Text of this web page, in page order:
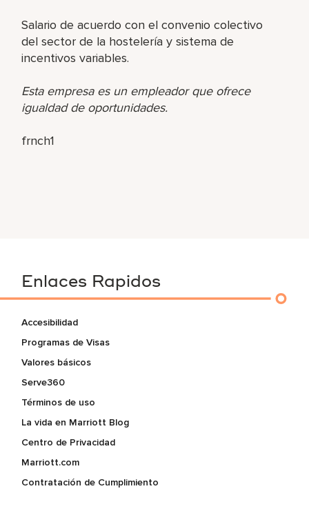
Salario de acuerdo con el convenio colectivo
del sector de la hostelería y sistema de
incentivos variables.
Esta empresa es un empleador que ofrece
igualdad de oportunidades.
frnch1
Enlaces Rapidos
Accesibilidad
Programas de Visas
Valores básicos
Serve360
Términos de uso
La vida en Marriott Blog
Centro de Privacidad
Marriott.com
Contratación de Cumplimiento